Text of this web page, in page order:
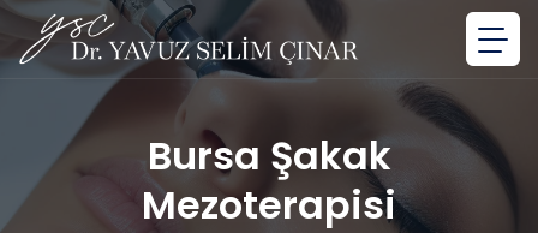
Bursa Şakak
Mezoterapisi